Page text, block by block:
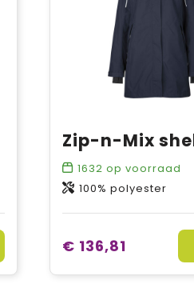
1632 op voorraad
100% polyester
€ 136,81